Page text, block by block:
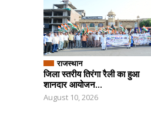
राजस्थान
जिला स्तरीय तिरंगा रैली का हुआ
शानदार आयोजन...
August 10, 2026